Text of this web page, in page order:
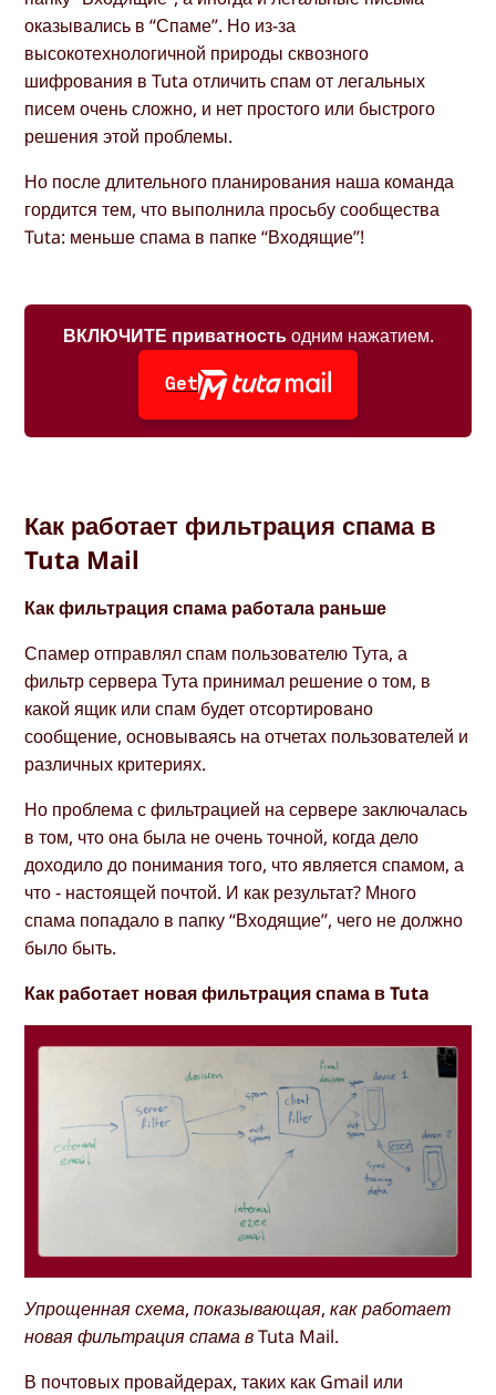
оказывались в “Спаме”. Но из-за
высокотехнологичной природы сквозного
шифрования в Tuta отличить спам от легальных
писем очень сложно, и нет простого или быстрого
решения этой проблемы.
Но после длительного планирования наша команда
гордится тем, что выполнила просьбу сообщества
Tuta: меньше спама в папке “Входящие”!
ВКЛЮЧИТЕ приватностьодним нажатием.
Get
Как работает фильтрация спама в
Tuta Mail
Как фильтрация спама работала раньше
Спамер отправлял спам пользователю Тута, а
фильтр сервера Тута принимал решение о том, в
какой ящик или спам будет отсортировано
сообщение, основываясь на отчетах пользователей и
различных критериях.
Но проблема с фильтрацией на сервере заключалась
в том, что она была не очень точной, когда дело
доходило до понимания того, что является спамом, а
что - настоящей почтой. И как результат? Много
спама попадало в папку “Входящие”, чего не должно
было быть.
Как работает новая фильтрация спама в Tuta
Упрощенная схема, показывающая, как работает
новая фильтрация спама в Tuta Mail.
В почтовых провайдерах, таких как Gmail или